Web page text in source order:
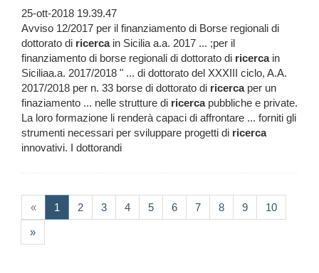
25-ott-2018 19.39.47
Avviso 12/2017 per il finanziamento di Borse regionali di
dottorato di ricercain Sicilia a.a. 2017 ... ;per il
finanziamento di borse regionali di dottorato di ricercain
Siciliaa.a. 2017/2018 " ... di dottorato del XXXIII ciclo, A.A.
2017/2018 per n. 33 borse di dottorato di ricercaper un
finaziamento ... nelle strutture di ricercapubbliche e private.
La loro formazione li renderà capaci di affrontare ... forniti gli
strumenti necessari per sviluppare progetti di ricerca
innovativi. I dottorandi
« 1 (current)
2 3 4 5 6 7 8 9 10
»